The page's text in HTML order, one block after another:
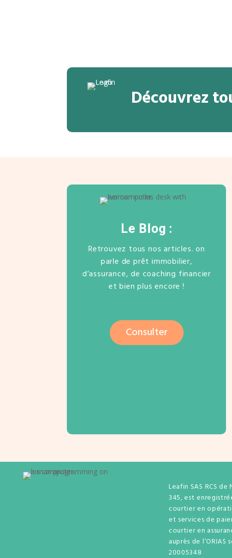
Découvrez
Le Blog :
Retrouvez tous nos articles. on
parle de prêt immobilier,
d’assurance, de coaching financier
et bien plus encore !
Consulter
Leafin SAS RCS
345, est
courtier en
et services de
courtier en
auprès de l’ORIAS
20005348